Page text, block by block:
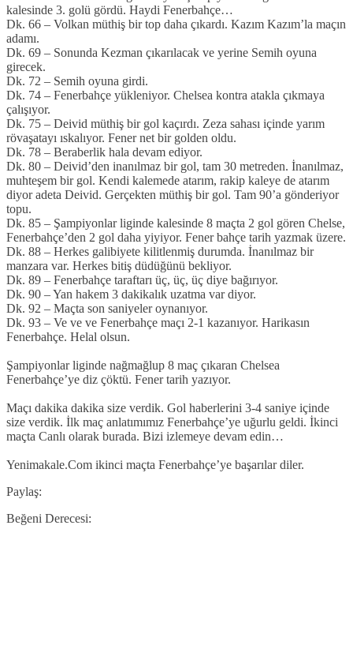
kalesinde 3. golü gördü. Haydi Fenerbahçe…
Dk. 66 – Volkan müthiş bir top daha çıkardı. Kazım Kazım’la maçın
adamı.
Dk. 69 – Sonunda Kezman çıkarılacak ve yerine Semih oyuna
girecek.
Dk. 72 – Semih oyuna girdi.
Dk. 74 – Fenerbahçe yükleniyor. Chelsea kontra atakla çıkmaya
çalışıyor.
Dk. 75 – Deivid müthiş bir gol kaçırdı. Zeza sahası içinde yarım
rövaşatayı ıskalıyor. Fener net bir golden oldu.
Dk. 78 – Beraberlik hala devam ediyor.
Dk. 80 – Deivid’den inanılmaz bir gol, tam 30 metreden. İnanılmaz,
muhteşem bir gol. Kendi kalemede atarım, rakip kaleye de atarım
diyor adeta Deivid. Gerçekten müthiş bir gol. Tam 90’a gönderiyor
topu.
Dk. 85 – Şampiyonlar liginde kalesinde 8 maçta 2 gol gören Chelse,
Fenerbahçe’den 2 gol daha yiyiyor. Fener bahçe tarih yazmak üzere.
Dk. 88 – Herkes galibiyete kilitlenmiş durumda. İnanılmaz bir
manzara var. Herkes bitiş düdüğünü bekliyor.
Dk. 89 – Fenerbahçe taraftarı üç, üç, üç diye bağırıyor.
Dk. 90 – Yan hakem 3 dakikalık uzatma var diyor.
Dk. 92 – Maçta son saniyeler oynanıyor.
Dk. 93 – Ve ve ve Fenerbahçe maçı 2-1 kazanıyor. Harikasın
Fenerbahçe. Helal olsun.
Şampiyonlar liginde nağmağlup 8 maç çıkaran Chelsea
Fenerbahçe’ye diz çöktü. Fener tarih yazıyor.
Maçı dakika dakika size verdik. Gol haberlerini 3-4 saniye içinde
size verdik. İlk maç anlatımımız Fenerbahçe’ye uğurlu geldi. İkinci
maçta Canlı olarak burada. Bizi izlemeye devam edin…
Yenimakale.Com ikinci maçta Fenerbahçe’ye başarılar diler.
Paylaş:
Beğeni Derecesi: